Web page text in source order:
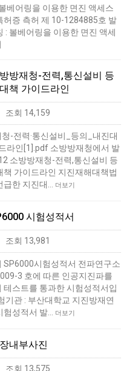
베어링을 이용한 면진 액세스
허증 측허 제 10-1284885호 발
: 볼베어링을 이용한 면진 액세
방재청-전력,통신설비 등
책 가이드라인
조회 14,159
-전력·통신설비_등의_내진대
라인[1].pdf 소방방재청에서 발
소방방재청-전력,통신설비 등
책 가이드라인 지진재해대책법
급한 지진대…
더보기
시험성적서
조회 13,981
SP6000시험성적서 전파연구소
3 호에 따른 인공지진파를
테스트를 통과한 시험성적서입
기관 : 부산대학교 지진방재연
험성적서 발…
더보기
내부사진
조회 13,575